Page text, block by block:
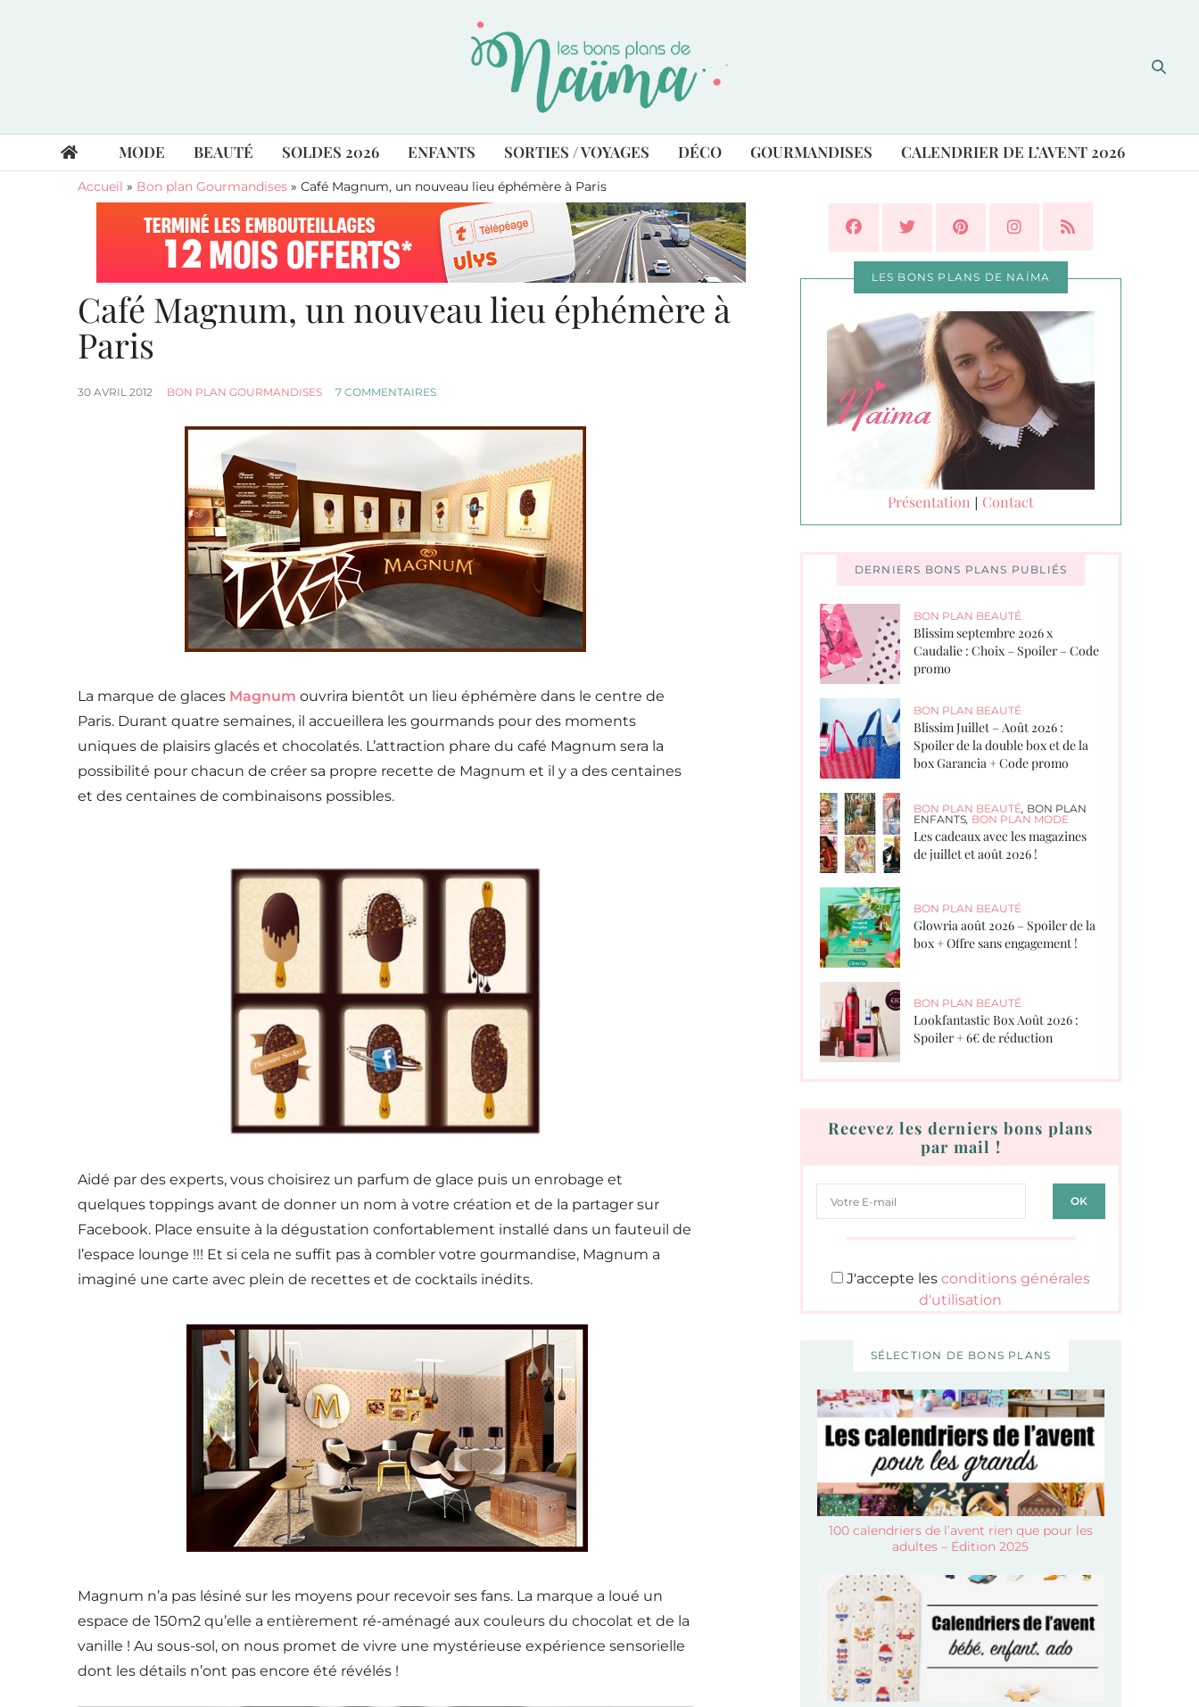
MODE BEAUTÉ SOLDES 2026 ENFANTS SORTIES / VOYAGES DÉCO GOURMANDISES CALENDRIER DE L’AVENT 2026
Accueil » Bon plan Gourmandises » Café Magnum, un nouveau lieu éphémère à Paris
Café Magnum, un nouveau lieu éphémère à
Paris
30 AVRIL 2012 BON PLAN GOURMANDISES 7 COMMENTAIRES
La marque de glaces Magnum ouvrira bientôt un lieu éphémère dans le centre de
Paris. Durant quatre semaines, il accueillera les gourmands pour des moments
uniques de plaisirs glacés et chocolatés. L’attraction phare du café Magnum sera la
possibilité pour chacun de créer sa propre recette de Magnum et il y a des centaines
et des centaines de combinaisons possibles.
Aidé par des experts, vous choisirez un parfum de glace puis un enrobage et
quelques toppings avant de donner un nom à votre création et de la partager sur
Facebook. Place ensuite à la dégustation confortablement installé dans un fauteuil de
l’espace lounge !!! Et si cela ne suffit pas à combler votre gourmandise, Magnum a
imaginé une carte avec plein de recettes et de cocktails inédits.
Magnum n’a pas lésiné sur les moyens pour recevoir ses fans. La marque a loué un
espace de 150m2 qu’elle a entièrement ré-aménagé aux couleurs du chocolat et de la
vanille ! Au sous-sol, on nous promet de vivre une mystérieuse expérience sensorielle
dont les détails n’ont pas encore été révélés !
LES BONS PLANS DE NAÏMA
Présentation | Contact
DERNIERS BONS PLANS PUBLIÉS
BON PLAN BEAUTÉ
Blissim septembre 2026 x
Caudalie : Choix – Spoiler – Code
promo
BON PLAN BEAUTÉ
Blissim Juillet – Août 2026 :
Spoiler de la double box et de la
box Garancia + Code promo
BON PLAN BEAUTÉ BON PLAN
ENFANTS BON PLAN MODE
Les cadeaux avec les magazines
de juillet et août 2026 !
BON PLAN BEAUTÉ
Glowria août 2026 – Spoiler de la
box + Offre sans engagement !
BON PLAN BEAUTÉ
Lookfantastic Box Août 2026 :
Spoiler + 6€ de réduction
Recevez les derniers bons plans
par mail !
J'accepte les conditions générales
d'utilisation
SÉLECTION DE BONS PLANS
100 calendriers de l’avent rien que pour les
adultes – Édition 2025